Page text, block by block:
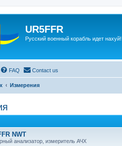
UR5FFR
Русский военный корабль идет нахуй!
FAQ Contact us
Измерения
NWT
анализатор, измеритель АЧХ